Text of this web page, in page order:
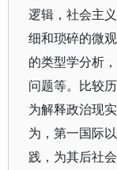
逻辑，社会主
细和琐碎的微
的类型学分析
问题等。比较
为解释政治现
为，第一国际
践，为其后社